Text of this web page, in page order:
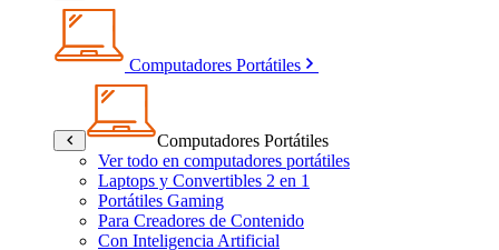
Computadores Portátiles
Computadores Portátiles
Ver todo en computadores portátiles
Laptops y Convertibles 2 en 1
Portátiles Gaming
Para Creadores de Contenido
Con Inteligencia Artificial